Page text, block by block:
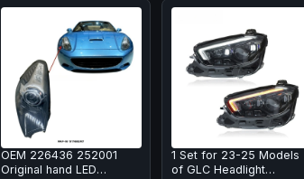
OEM 226436 252001
Original hand LED
1 Set for 23-25 Models
of GLC Headlight